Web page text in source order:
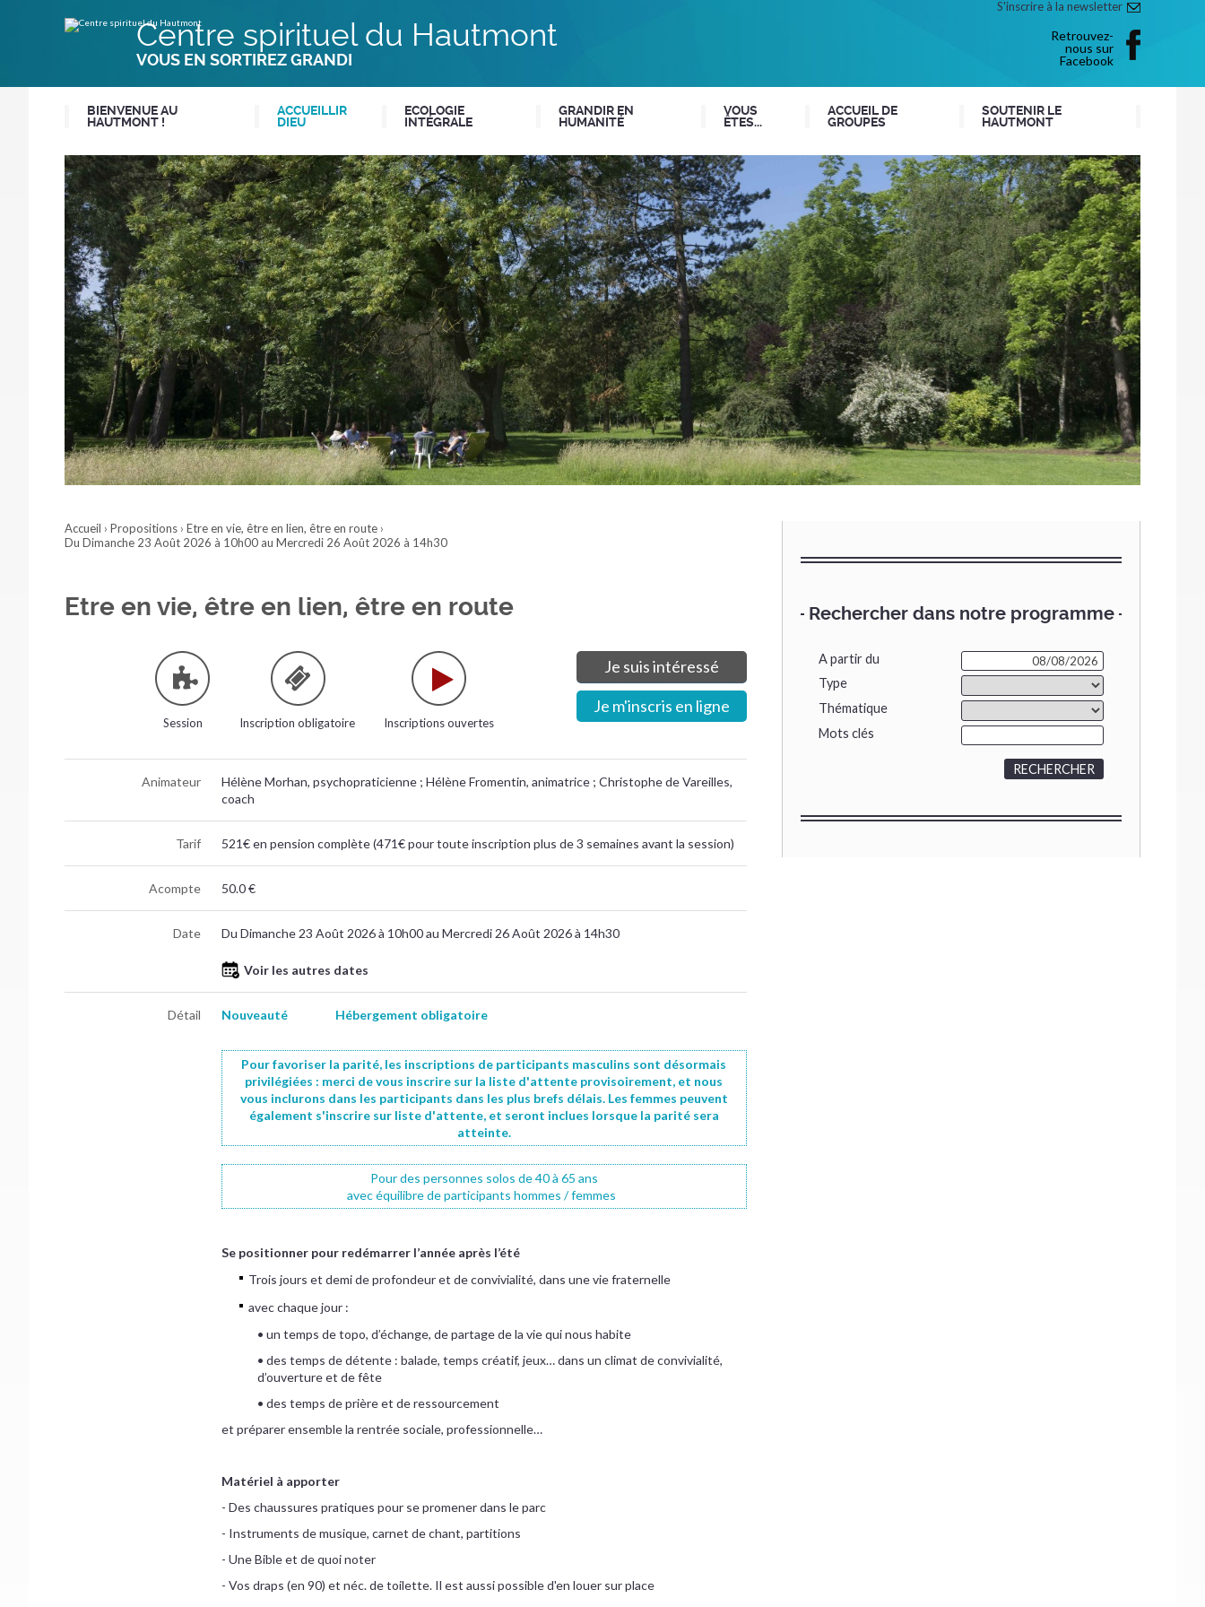
contenu.
S'inscrire à la newsletter
Retrouvez-
nous sur
Facebook
Centre spirituel du Hautmont
VOUS EN SORTIREZ GRANDI
BIENVENUE AU
HAUTMONT !
ACCUEILLIR
DIEU
ECOLOGIE
INTÉGRALE
GRANDIR EN
HUMANITÉ
VOUS
ÊTES...
ACCUEIL DE
GROUPES
SOUTENIR LE
HAUTMONT
Accueil › Propositions › Etre en vie, être en lien, être en route ›
Du Dimanche 23 Août 2026 à 10h00 au Mercredi 26 Août 2026 à 14h30
Rechercher dans notre programme
A partir du
Type
Thématique
Mots clés
Etre en vie, être en lien, être en route
Session Inscription obligatoire Inscriptions ouvertes
Je suis intéressé
Je m'inscris en ligne
Animateur
Hélène Morhan, psychopraticienne ; Hélène Fromentin, animatrice ; Christophe de Vareilles,
coach
Tarif 521€ en pension complète (471€ pour toute inscription plus de 3 semaines avant la session)
Acompte 50.0 €
Date Du Dimanche 23 Août 2026 à 10h00 au Mercredi 26 Août 2026 à 14h30
Voir les autres dates
Détail Nouveauté Hébergement obligatoire
Pour favoriser la parité, les inscriptions de participants masculins sont désormais
privilégiées : merci de vous inscrire sur la liste d'attente provisoirement, et nous
vous inclurons dans les participants dans les plus brefs délais. Les femmes peuvent
également s'inscrire sur liste d'attente, et seront inclues lorsque la parité sera
atteinte.
Pour des personnes solos de 40 à 65 ans
avec équilibre de participants hommes / femmes
Se positionner pour redémarrer l’année après l’été
Trois jours et demi de profondeur et de convivialité, dans une vie fraternelle
avec chaque jour :
• un temps de topo, d’échange, de partage de la vie qui nous habite
• des temps de détente : balade, temps créatif, jeux… dans un climat de convivialité,
d’ouverture et de fête
• des temps de prière et de ressourcement
et préparer ensemble la rentrée sociale, professionnelle…
Matériel à apporter
- Des chaussures pratiques pour se promener dans le parc
- Instruments de musique, carnet de chant, partitions
- Une Bible et de quoi noter
- Vos draps (en 90) et néc. de toilette. Il est aussi possible d'en louer sur place